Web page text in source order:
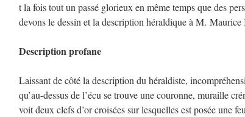
t la fois tout un passé glorieux en même temps que des
devons le dessin et la description héraldique à M.
Description profane
Laissant de côté la description du héraldiste,
qu’au-dessus de l’écu se trouve une couronne, muraille
voit deux clefs d’or croisées sur lesquelles est posée une